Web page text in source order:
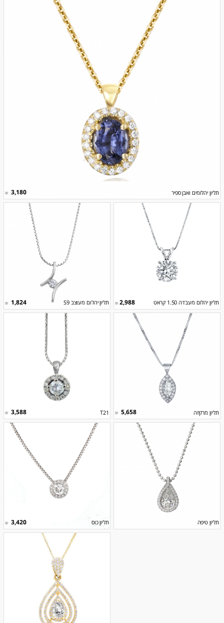
תליון יהלומים ואבן ספיר 3,180
₪
תליון יהלום מעוצב S9 1,824
₪ תליון יהלום מעבדה 1.50 קראט 2,988
₪
T21
3,588
₪ תליון מרקיזה 5,658
₪
תליון כוס 3,420
₪ תליון טיפה